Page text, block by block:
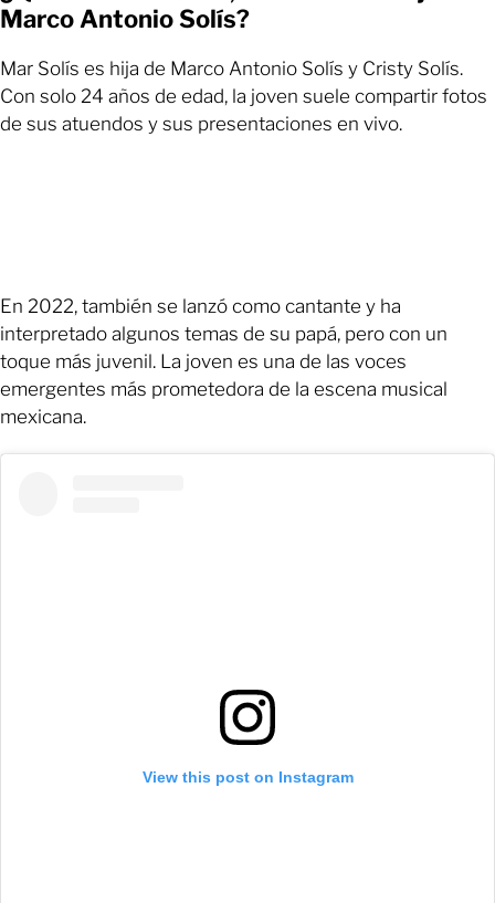
Marco Antonio Solís?
Mar Solís es hija de Marco Antonio Solís y Cristy Solís.
Con solo 24 años de edad, la joven suele compartir fotos
de sus atuendos y sus presentaciones en vivo.
En 2022, también se lanzó como cantante y ha
interpretado algunos temas de su papá, pero con un
toque más juvenil. La joven es una de las voces
emergentes más prometedora de la escena musical
mexicana.
View this post on Instagram